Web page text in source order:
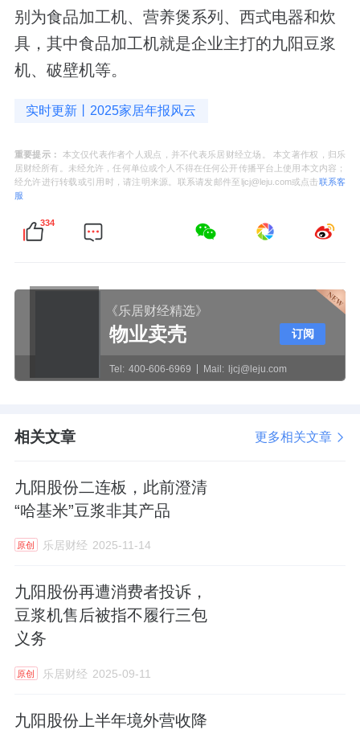
别为食品加工机、营养煲系列、西式电器和炊
具，其中食品加工机就是企业主打的九阳豆浆
机、破壁机等。
实时更新丨2025家居年报风云
重要提示：
本文仅代表作者个人观点，并不代表乐居财经立场。 本文著作权，归乐
居财经所有。未经允许，任何单位或个人不得在任何公开传播平台上使用本文内容；
经允许进行转载或引用时，请注明来源。联系请发邮件至ljcj@leju.com或点击联系客
服
334
《乐居财经精选》
物业卖壳
Tel: 400-606-6969 Mail: ljcj@leju.com
订阅
相关文章 更多相关文章
九阳股份二连板，此前澄清
“哈基米”豆浆非其产品
原创 乐居财经 2025-11-14
九阳股份再遭消费者投诉，
豆浆机售后被指不履行三包
义务
原创 乐居财经 2025-09-11
九阳股份上半年境外营收降